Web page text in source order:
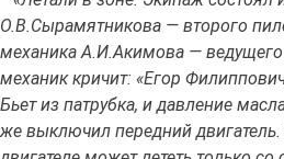
О.В.Сырамятникова — второго
механика А.И.Акимова —
механик кричит: «Егор
Бьет из патрубка, и давление
же выключил передний